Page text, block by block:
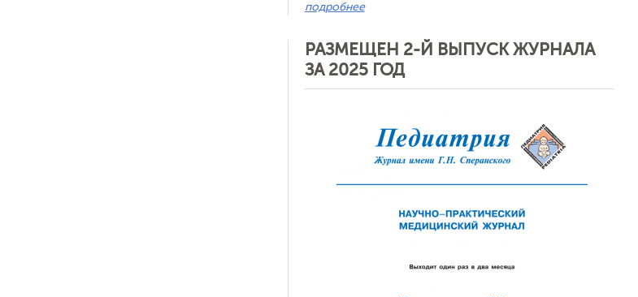
подробнее
РАЗМЕЩЕН 2-Й ВЫПУСК ЖУРНАЛА
ЗА 2025 ГОД